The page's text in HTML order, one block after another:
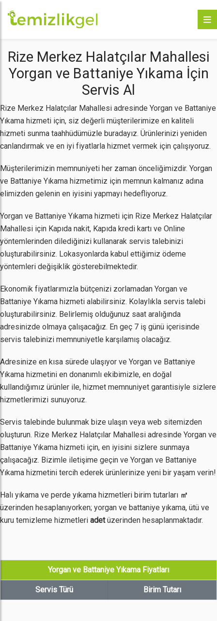
Rize Merkez Halatçılar Mahallesi
Yorgan ve Battaniye Yıkama İçin
Servis Al
Rize Merkez Halatçılar Mahallesi adresinde Yorgan ve Battaniye
Yıkama hizmeti için, siz değerli müşterilerimize en kaliteli
hizmeti sunma taahhüdümüzle buradayız. Ürünlerinizi yeniden
canlandırmak ve en iyi fiyatlarla hizmet vermek için çalışıyoruz.
Müşterilerimizin memnuniyeti her zaman önceliğimizdir. Yorgan
ve Battaniye Yıkama hizmetimiz için memnun kalmanız adına
elimizden gelenin en iyisini yapmayı hedefliyoruz.
Yorgan ve Battaniye Yıkama hizmeti için Rize Merkez Halatçılar
Mahallesi için Kapıda nakit, Kapıda kredi kartı ve Online
yöntemlerinden dilediğinizi kullanarak servis talebinizi
oluşturabilirsiniz. Lokasyonlarda kabul ettiğimiz ödeme
yöntemleri değişiklik gösterebilmektedir.
Ekonomik fiyatlarımızla bütçenizi zorlamadan Yorgan ve
Battaniye Yıkama hizmeti alabilirsiniz. Kolaylıkla servis talebi
oluşturabilirsiniz. Belirlemiş olduğunuz saat aralığında
adresinizde olmaya çalışacağız. En geç 7 iş günü içerisinde
servis talebinizi memnuniyetle karşılamış olacağız.
Adresinize en kısa sürede ulaşıyor ve Yorgan ve Battaniye
Yıkama hizmetini en donanımlı ekibimizle, en doğal
kullandığımız ürünler ile, hizmet memnuniyet garantisiyle sizlere
hizmetlerimizi sunuyoruz.
Servis talebinde bulunmak bize ulaşın veya web sitemizden
oluşturun. Rize Merkez Halatçılar Mahallesi adresinde Yorgan ve
Battaniye Yıkama hizmeti için, en iyisini sizlere sunmaya
çalışacağız. Bizimle iletişime geçin ve Yorgan ve Battaniye
Yıkama hizmetini tercih ederek ürünlerinize yeni bir yaşam verin!
Halı yıkama ve perde yıkama hizmetleri birim tutarları ㎡
üzerinden hesaplanıyorken; yorgan ve battaniye yıkama, ütü ve
kuru temizleme hizmetleri adetüzerinden hesaplanmaktadır.
Yorgan ve Battaniye Yıkama Fiyatları
Servis Türü Birim Tutarı